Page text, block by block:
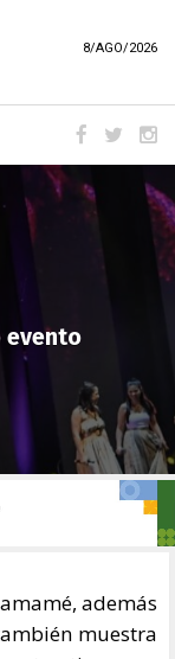
8/AGO/2026
evento
además
muestra